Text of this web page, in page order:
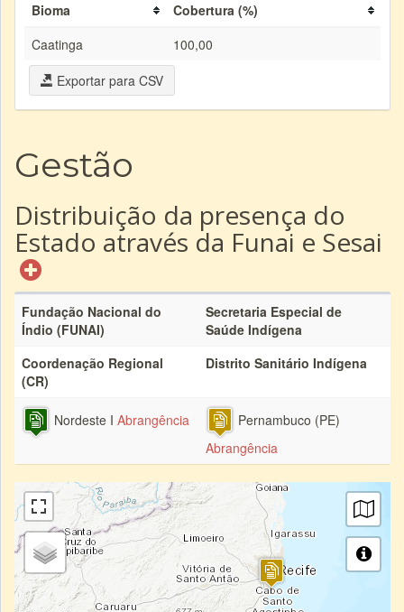
Bioma
Cobertura (%)
Caatinga
100,00
Exportar para CSV
Gestão
Distribuição da presença do
Estado através da Funai e Sesai
Fundação Nacional do
Índio (FUNAI)
Secretaria Especial de
Saúde Indígena
Coordenação Regional
(CR)
Distrito Sanitário Indígena
Nordeste I Abrangência
Pernambuco (PE)
Abrangência